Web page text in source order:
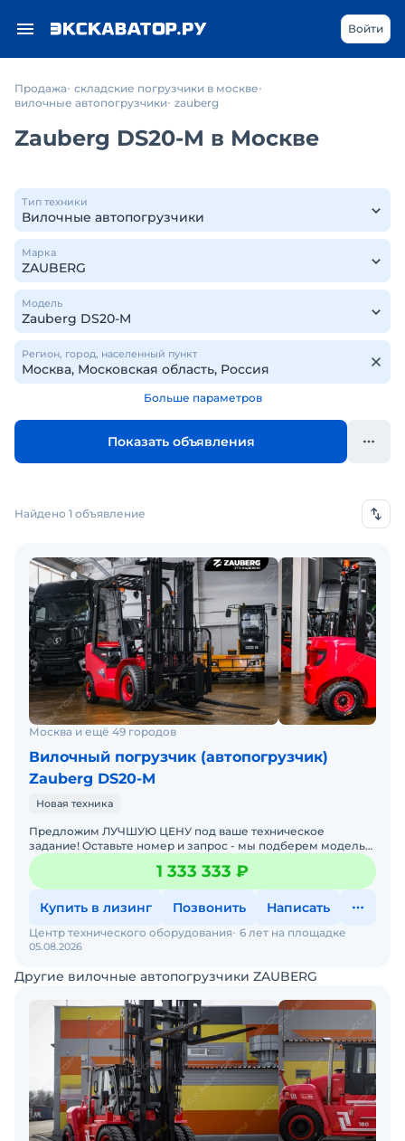
Войти
Продажа складские погрузчики в москве
вилочные автопогрузчики zauberg
Zauberg DS20-M в Москве
Тип техники
Марка
Модель
Регион, город, населенный пункт
Больше параметров
Показать объявления
Найдено 1 объявление
Москва и ещё 49 городов
Вилочный погрузчик (автопогрузчик)
Zauberg DS20-M
Новая техника
Предложим ЛУЧШУЮ ЦЕНУ под ваше техническое
задание! Оставьте номер и запрос - мы подберем модель
со СКИДКОЙ. В наличии на складах новые вилочные
погрузчики
1 333 333 ₽
Купить в лизинг Позвонить Написать
05.08.2026
Центр технического оборудования 6 лет на площадке
Другие вилочные автопогрузчики ZAUBERG